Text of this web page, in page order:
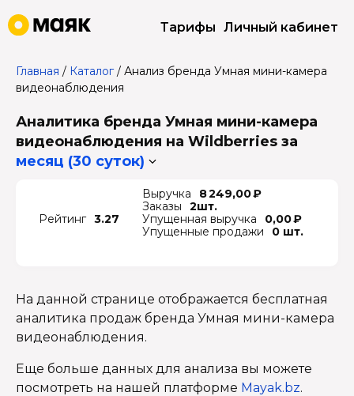
Тарифы Личный кабинет
Главная / Каталог/ Анализ бренда Умная мини-камера
видеонаблюдения
Аналитика бренда Умная мини-камера
видеонаблюдения на Wildberries за
месяц (30 суток)
Рейтинг 3.27
Выручка
8 249,00 ₽
Заказы
2шт.
Упущенная выручка
0,00 ₽
Упущенные продажи
0 шт.
На данной странице отображается бесплатная
аналитика продаж бренда Умная мини-камера
видеонаблюдения.
Еще больше данных для анализа вы можете
посмотреть на нашей платформе Mayak.bz.